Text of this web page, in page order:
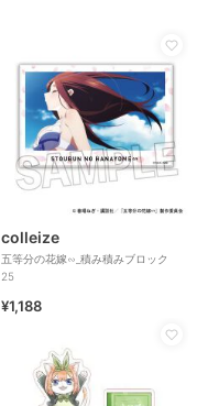
colleize
五等分の花嫁∽_積み積みブロック
25
¥1,188